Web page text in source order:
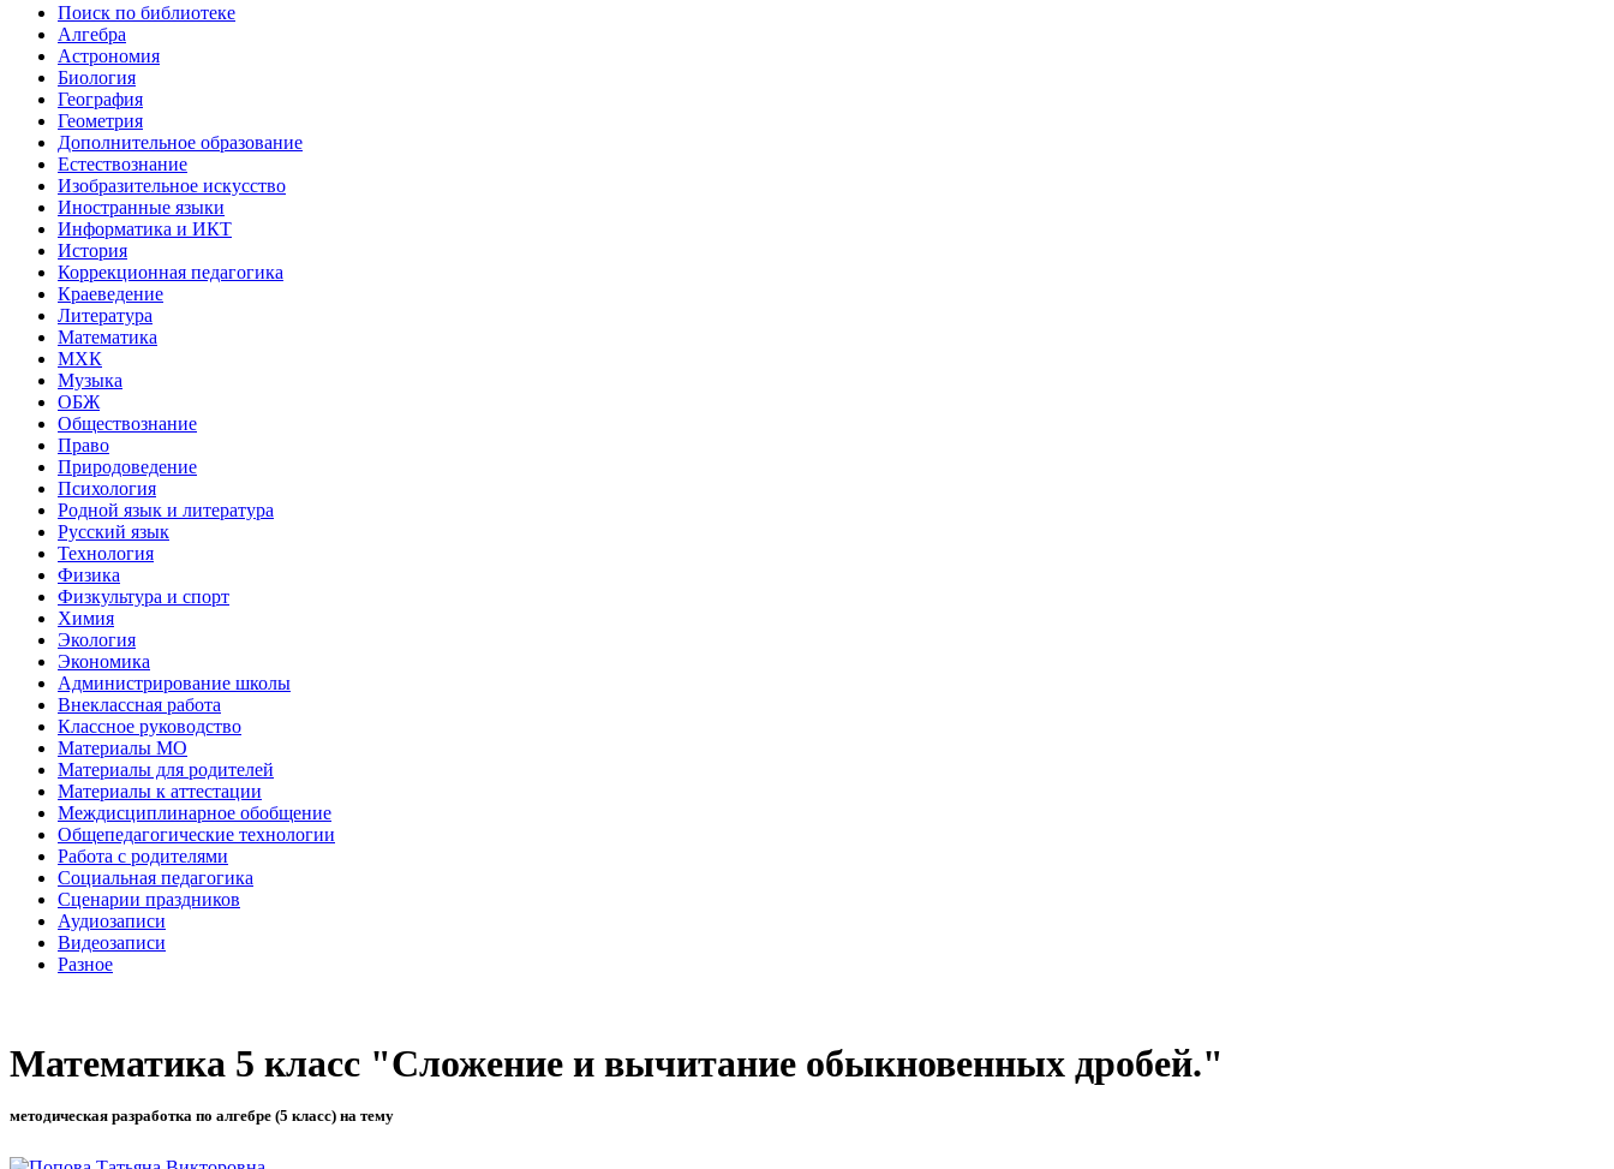
Поиск по библиотеке
Алгебра
Астрономия
Биология
География
Геометрия
Дополнительное образование
Естествознание
Изобразительное искусство
Иностранные языки
Информатика и ИКТ
История
Коррекционная педагогика
Краеведение
Литература
Математика
МХК
Музыка
ОБЖ
Обществознание
Право
Природоведение
Психология
Родной язык и литература
Русский язык
Технология
Физика
Физкультура и спорт
Химия
Экология
Экономика
Администрирование школы
Внеклассная работа
Классное руководство
Материалы МО
Материалы для родителей
Материалы к аттестации
Междисциплинарное обобщение
Общепедагогические технологии
Работа с родителями
Социальная педагогика
Сценарии праздников
Аудиозаписи
Видеозаписи
Разное
Математика 5 класс "Сложение и вычитание обыкновенных дробей."
методическая разработка по алгебре (5 класс) на тему